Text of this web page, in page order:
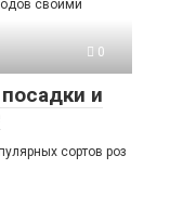
своими
0
и
сортов роз